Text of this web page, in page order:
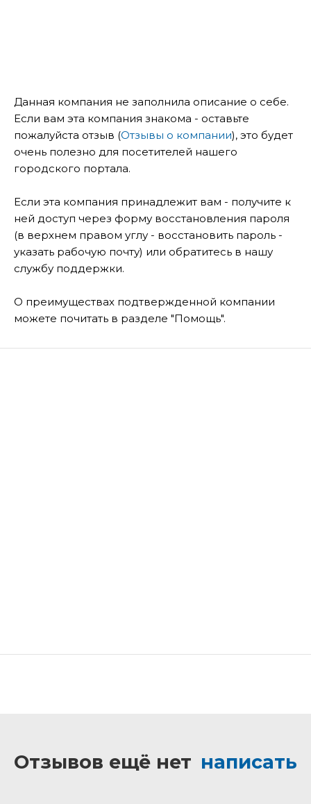
Данная компания не заполнила описание о себе.
Если вам эта компания знакома - оставьте
пожалуйста отзыв (Отзывы о компании), это будет
очень полезно для посетителей нашего
городского портала.
Если эта компания принадлежит вам - получите к
ней доступ через форму восстановления пароля
(в верхнем правом углу - восстановить пароль -
указать рабочую почту) или обратитесь в нашу
службу поддержки.
О преимуществах подтвержденной компании
можете почитать в разделе "Помощь".
Отзывов ещё нет написать